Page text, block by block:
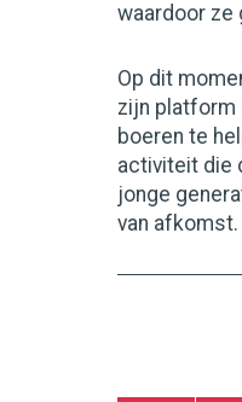
waardoor ze
Op dit
zijn platform
boeren te
activiteit die
jonge
van afkomst.